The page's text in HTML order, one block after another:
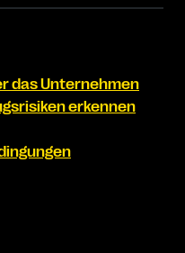
das Unternehmen
erkennen